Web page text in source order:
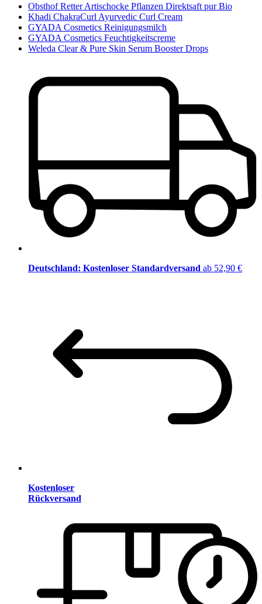
Obsthof Retter Artischocke Pflanzen Direktsaft pur Bio
Khadi ChakraCurl Ayurvedic Curl Cream
GYADA Cosmetics Reinigungsmilch
GYADA Cosmetics Feuchtigkeitscreme
Weleda Clear & Pure Skin Serum Booster Drops
Deutschland: Kostenloser Standardversand ab 52,90 €
Kostenloser
Rückversand